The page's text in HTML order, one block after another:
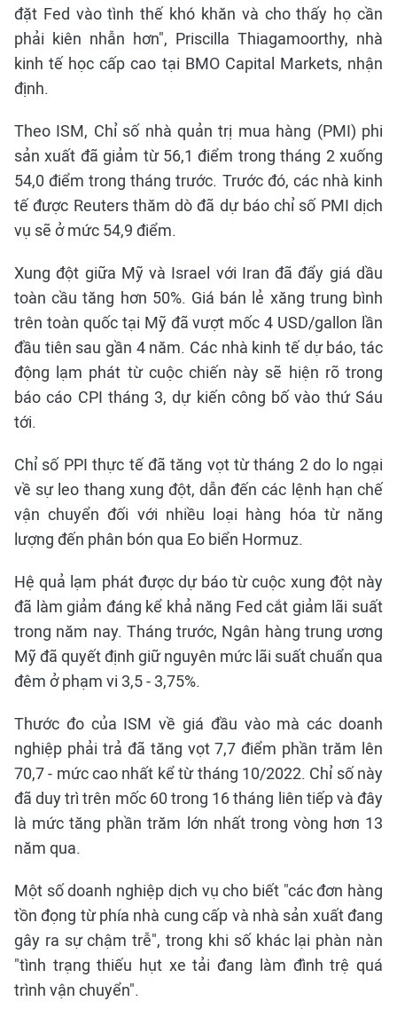
đặt Fed vào tình thế khó khăn và cho thấy họ cần
phải kiên nhẫn hơn", Priscilla Thiagamoorthy, nhà
kinh tế học cấp cao tại BMO Capital Markets, nhận
định.
Theo ISM, Chỉ số nhà quản trị mua hàng (PMI) phi
sản xuất đã giảm từ 56,1 điểm trong tháng 2 xuống
54,0 điểm trong tháng trước. Trước đó, các nhà kinh
tế được Reuters thăm dò đã dự báo chỉ số PMI dịch
vụ sẽ ở mức 54,9 điểm.
Xung đột giữa Mỹ và Israel với Iran đã đẩy giá dầu
toàn cầu tăng hơn 50%. Giá bán lẻ xăng trung bình
trên toàn quốc tại Mỹ đã vượt mốc 4 USD/gallon lần
đầu tiên sau gần 4 năm. Các nhà kinh tế dự báo, tác
động lạm phát từ cuộc chiến này sẽ hiện rõ trong
báo cáo CPI tháng 3, dự kiến công bố vào thứ Sáu
tới.
Chỉ số PPI thực tế đã tăng vọt từ tháng 2 do lo ngại
về sự leo thang xung đột, dẫn đến các lệnh hạn chế
vận chuyển đối với nhiều loại hàng hóa từ năng
lượng đến phân bón qua Eo biển Hormuz.
Hệ quả lạm phát được dự báo từ cuộc xung đột này
đã làm giảm đáng kể khả năng Fed cắt giảm lãi suất
trong năm nay. Tháng trước, Ngân hàng trung ương
Mỹ đã quyết định giữ nguyên mức lãi suất chuẩn qua
đêm ở phạm vi 3,5 - 3,75%.
Thước đo của ISM về giá đầu vào mà các doanh
nghiệp phải trả đã tăng vọt 7,7 điểm phần trăm lên
70,7 - mức cao nhất kể từ tháng 10/2022. Chỉ số này
đã duy trì trên mốc 60 trong 16 tháng liên tiếp và đây
là mức tăng phần trăm lớn nhất trong vòng hơn 13
năm qua.
Một số doanh nghiệp dịch vụ cho biết "các đơn hàng
tồn đọng từ phía nhà cung cấp và nhà sản xuất đang
gây ra sự chậm trễ", trong khi số khác lại phàn nàn
"tình trạng thiếu hụt xe tải đang làm đình trệ quá
trình vận chuyển".